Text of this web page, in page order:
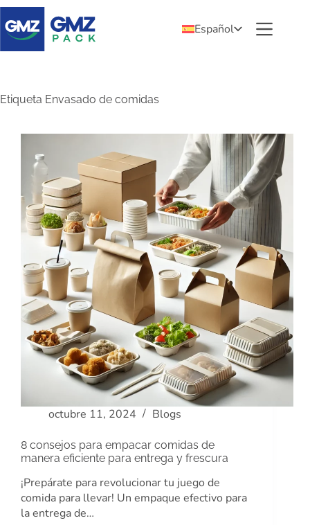
Español
Etiqueta Envasado de comidas
octubre 11, 2024 Blogs
8 consejos para empacar comidas de
manera eficiente para entrega y frescura
¡Prepárate para revolucionar tu juego de
comida para llevar! Un empaque efectivo para
la entrega de…